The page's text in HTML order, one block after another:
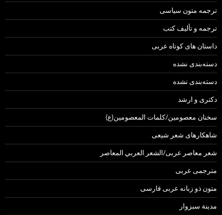
ترجمه متون سیاسی
ترجمه و تألیف کتب
داستان های کوتاه عربی
دسته‌بندی نشده
دسته‌بندی نشده
دکتری و ارشد
سخنان معصومین/کلمات المعصومین(ع)
شاهکارهای شعر شیعی
شعر معاصر عربی/الشعر العربي المعاصر
مترجمی عربی
متون ذو زبانه عربی فارسی
مدينة سبزوار